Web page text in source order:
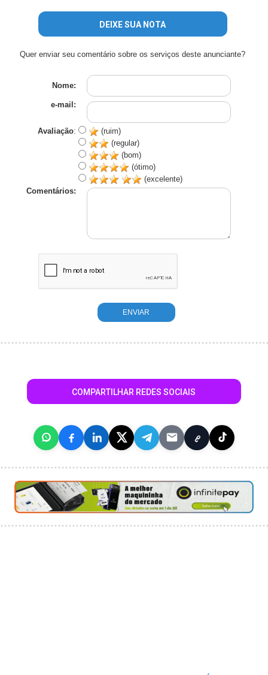
DEIXE SUA NOTA
Quer enviar seu comentário sobre os serviços deste anunciante?
Nome:
e-mail:
Avaliação:
(ruim)
(regular)
(bom)
(ótimo)
(excelente)
Comentários:
COMPARTILHAR REDES SOCIAIS